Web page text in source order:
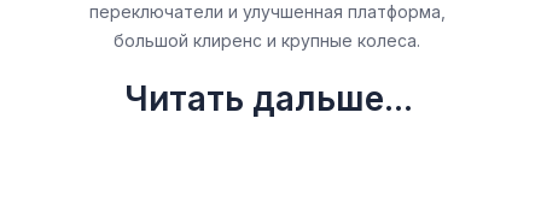
переключатели и улучшенная платформа,
большой клиренс и крупные колеса.
Читать дальше...